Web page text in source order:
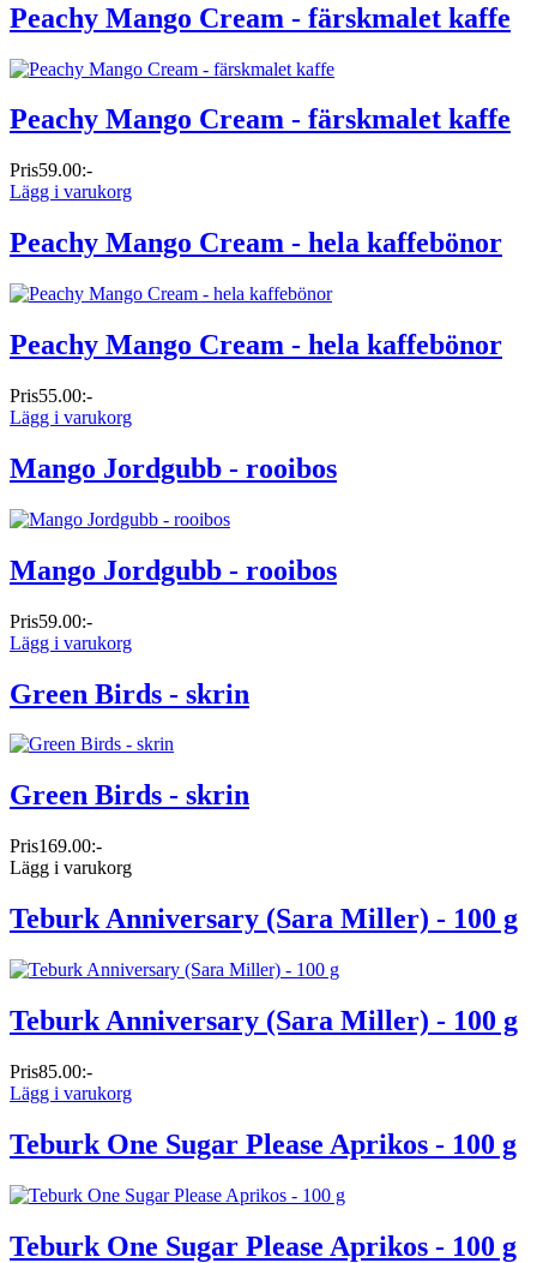
Peachy Mango Cream - färskmalet kaffe
Peachy Mango Cream - färskmalet kaffe
Pris59.00:-
Lägg i varukorg
Peachy Mango Cream - hela kaffebönor
Peachy Mango Cream - hela kaffebönor
Pris55.00:-
Lägg i varukorg
Mango Jordgubb - rooibos
Mango Jordgubb - rooibos
Pris59.00:-
Lägg i varukorg
Green Birds - skrin
Green Birds - skrin
Pris169.00:-
Lägg i varukorg
Teburk Anniversary (Sara Miller) - 100 g
Teburk Anniversary (Sara Miller) - 100 g
Pris85.00:-
Lägg i varukorg
Teburk One Sugar Please Aprikos - 100 g
Teburk One Sugar Please Aprikos - 100 g